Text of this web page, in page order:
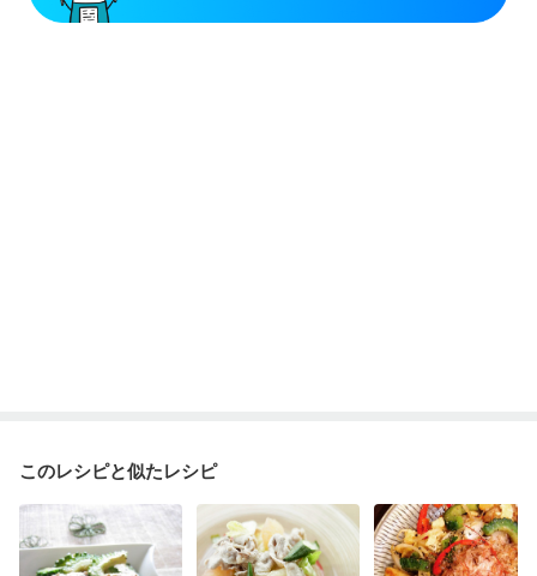
妊婦健診・血圧が気になる（初期）
このレシピと似たレシピ